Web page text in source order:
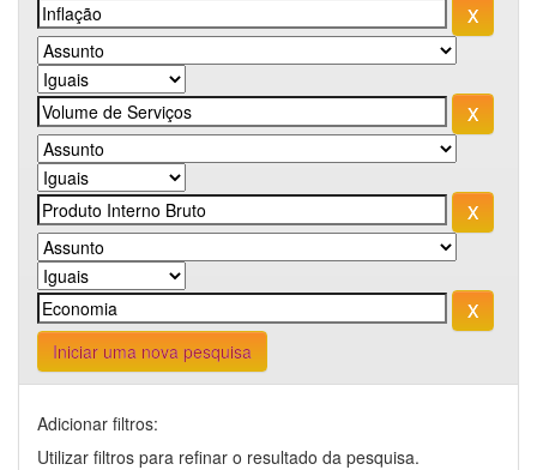
Iniciar uma nova pesquisa
Adicionar filtros:
Utilizar filtros para refinar o resultado da pesquisa.